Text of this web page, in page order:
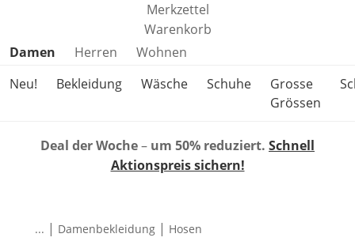
Merkzettel
Warenkorb
Produktkategorien überspringen
Damen Herren
Wohnen
Neu!
Bekleidung Wäsche Schuhe
Grosse
Grössen
Deal der Woche– um 50% reduziert. Schnell
Aktionspreis sichern!
... | Damenbekleidung | Hosen